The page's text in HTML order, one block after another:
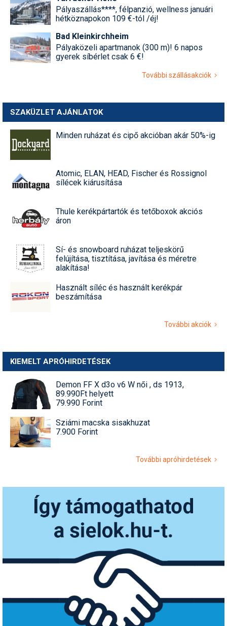
Pályaszállás****, félpanzió, wellness januári
hétköznapokon 109 €-tól /éj!
Bad Kleinkirchheim
Pályaközeli apartmanok (300 m)! 6 napos
gyerek síbérlet csak 6 €!
További szállásakciók
SZAKÜZLET AJÁNLATOK
Minden ruházat és cipő akcióban akár 50%-ig
Atomic, ELAN, HEAD, Fischer és Rossignol
sílécek kiárusítása
Thule kerékpártartók és tetőboxok akciós
áron
Sí- és snowboard ruházat teljeskörű
felújítása, tisztítása, javítása és méretre
alakítása!
Használt síléc és használt kerékpár
beszámítása
További akciók
KIEMELT APRÓHIRDETÉSEK
Demon FF X d3o v6 W női , ds 1913,
89.990Ft helyett
79.990 Forint
Sziámi macska sisakhuzat
7.900 Forint
További apróhirdetések